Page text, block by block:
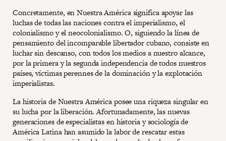
Concretamente, en Nuestra América significa apoyar las
luchas de todas las naciones contra el imperialismo, el
colonialismo y el neocolonialismo. O, siguiendo la línea de
pensamiento del incomparable libertador cubano, consiste en
luchar sin descanso, con todos los medios a nuestro alcance,
por la primera y la segunda independencia de todos nuestros
países, víctimas perennes de la dominación y la explotación
imperialistas.
La historia de Nuestra América posee una riqueza singular en
su lucha por la liberación. Afortunadamente, las nuevas
generaciones de especialistas en historia y sociología de
América Latina han asumido la labor de rescatar estas